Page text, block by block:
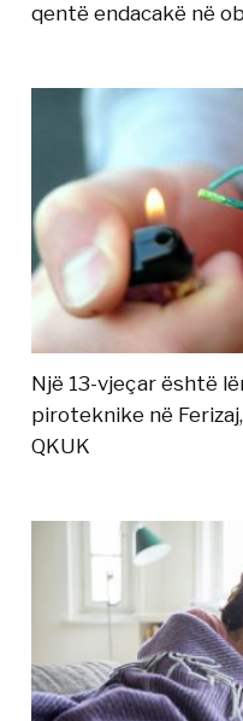
qentë endacakë në
Një 13-vjeçar është
piroteknike në
QKUK